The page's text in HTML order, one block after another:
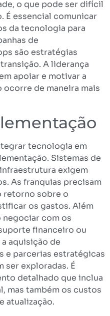
o que pode ser difícil
É essencial comunicar
da tecnologia para
de
são estratégias
A liderança
apoiar e motivar a
ocorre de maneira mais
tecnologia em
Sistemas de
exigem
As franquias precisam
retorno sobre o
os gastos. Além
negociar com os
financeiro ou
aquisição de
e parcerias estratégicas
ser exploradas. É
detalhado que inclua
mas também os custos
atualização.